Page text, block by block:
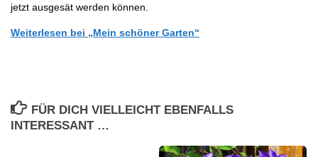
jetzt ausgesät werden können.
Weiterlesen bei „Mein schöner Garten“
FÜR DICH VIELLEICHT EBENFALLS
INTERESSANT …